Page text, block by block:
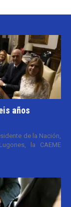
años
de la Nación,
la CAEME